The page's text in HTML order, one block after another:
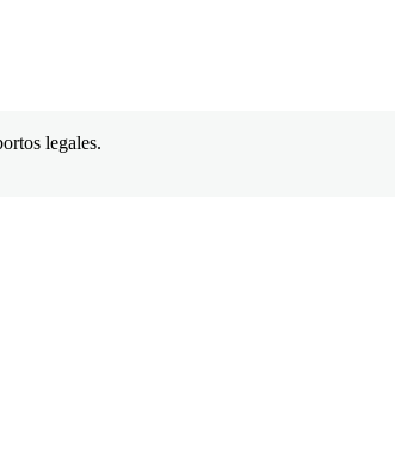
legales.